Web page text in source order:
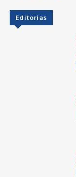
Editorias